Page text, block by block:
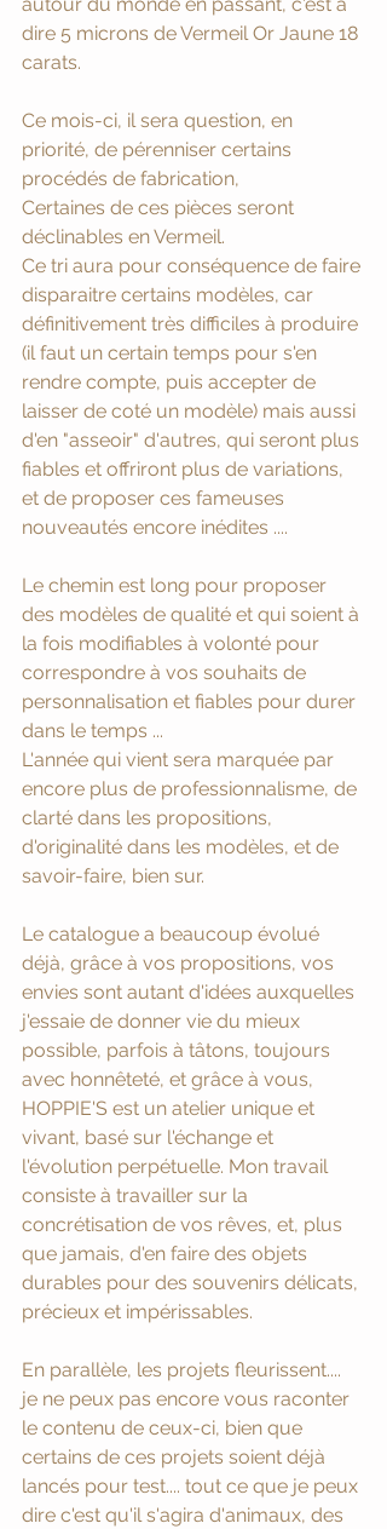
dire 5 microns de Vermeil Or Jaune 18
carats.
Ce mois-ci, il sera question, en
priorité, de pérenniser certains
procédés de fabrication,
Certaines de ces pièces seront
déclinables en Vermeil.
Ce tri aura pour conséquence de faire
disparaitre certains modèles, car
définitivement très difficiles à produire
(il faut un certain temps pour s'en
rendre compte, puis accepter de
laisser de coté un modèle) mais aussi
d'en "asseoir" d'autres, qui seront plus
fiables et offriront plus de variations,
et de proposer ces fameuses
nouveautés encore inédites ....
Le chemin est long pour proposer
des modèles de qualité et qui soient à
la fois modifiables à volonté pour
correspondre à vos souhaits de
personnalisation et fiables pour durer
dans le temps ...
L'année qui vient sera marquée par
encore plus de professionnalisme, de
clarté dans les propositions,
d'originalité dans les modèles, et de
savoir-faire, bien sur.
Le catalogue a beaucoup évolué
déjà, grâce à vos propositions, vos
envies sont autant d'idées auxquelles
j'essaie de donner vie du mieux
possible, parfois à tâtons, toujours
avec honnêteté, et grâce à vous,
HOPPIE'S est un atelier unique et
vivant, basé sur l'échange et
l'évolution perpétuelle. Mon travail
consiste à travailler sur la
concrétisation de vos rêves, et, plus
que jamais, d'en faire des objets
durables pour des souvenirs délicats,
précieux et impérissables.
En parallèle, les projets fleurissent....
je ne peux pas encore vous raconter
le contenu de ceux-ci, bien que
certains de ces projets soient déjà
lancés pour test.... tout ce que je peux
dire c'est qu'il s'agira d'animaux, des